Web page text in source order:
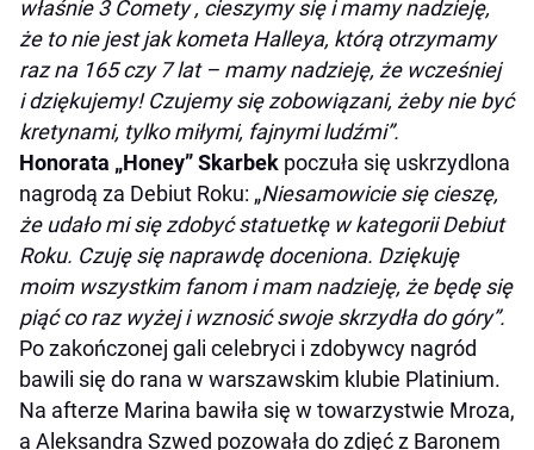
właśnie 3 Comety , cieszymy się i mamy nadzieję,
że to nie jest jak kometa Halleya, którą otrzymamy
raz na 165 czy 7 lat – mamy nadzieję, że wcześniej
i dziękujemy! Czujemy się zobowiązani, żeby nie być
kretynami, tylko miłymi, fajnymi ludźmi”.
Honorata „Honey” Skarbek poczuła się uskrzydlona
nagrodą za Debiut Roku: „Niesamowicie się cieszę,
że udało mi się zdobyć statuetkę w kategorii Debiut
Roku. Czuję się naprawdę doceniona. Dziękuję
moim wszystkim fanom i mam nadzieję, że będę się
piąć co raz wyżej i wznosić swoje skrzydła do góry”.
Po zakończonej gali celebryci i zdobywcy nagród
bawili się do rana w warszawskim klubie Platinium.
Na afterze Marina bawiła się w towarzystwie Mroza,
a Aleksandra Szwed pozowała do zdjęć z Baronem